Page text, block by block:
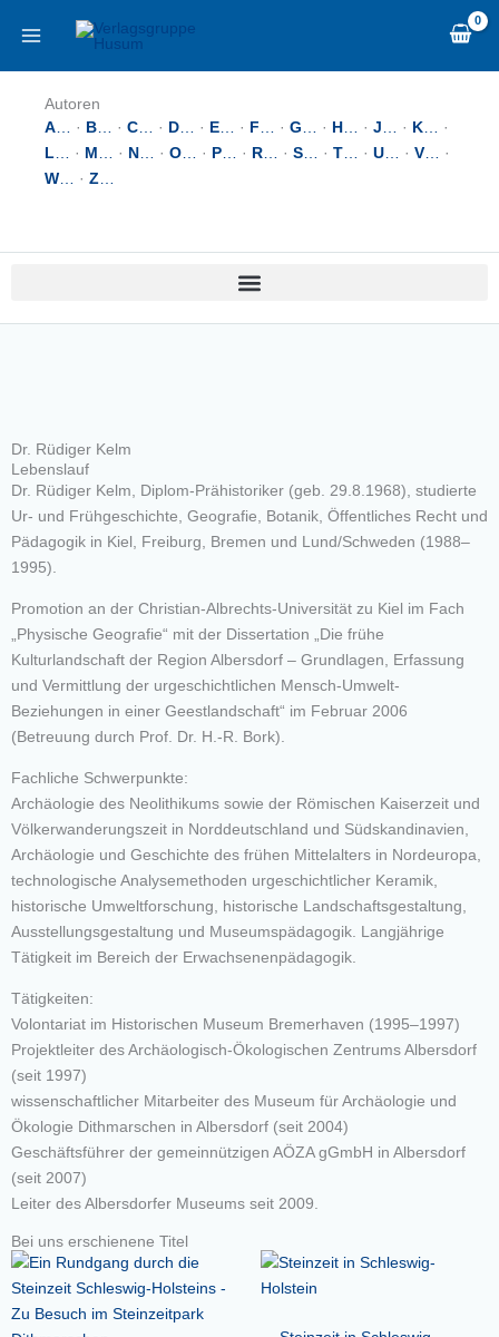
Inhalt
Autoren
A
· B · C · D · E · F · G · H · J · K
·
L
· M · N · O · P · R · S · T · U · V
·
W
· Z
Dr. Rüdiger Kelm
Lebenslauf
Dr. Rüdiger Kelm, Diplom-Prähistoriker (geb. 29.8.1968), studierte
Ur- und Frühgeschichte, Geografie, Botanik, Öffentliches Recht und
Pädagogik in Kiel, Freiburg, Bremen und Lund/Schweden (1988–
1995).
Promotion an der Christian-Albrechts-Universität zu Kiel im Fach
„Physische Geografie“ mit der Dissertation „Die frühe
Kulturlandschaft der Region Albersdorf – Grundlagen, Erfassung
und Vermittlung der urgeschichtlichen Mensch-Umwelt-
Beziehungen in einer Geestlandschaft“ im Februar 2006
(Betreuung durch Prof. Dr. H.-R. Bork).
Fachliche Schwerpunkte:
Archäologie des Neolithikums sowie der Römischen Kaiserzeit und
Völkerwanderungszeit in Norddeutschland und Südskandinavien,
Archäologie und Geschichte des frühen Mittelalters in Nordeuropa,
technologische Analysemethoden urgeschichtlicher Keramik,
historische Umweltforschung, historische Landschaftsgestaltung,
Ausstellungsgestaltung und Museumspädagogik. Langjährige
Tätigkeit im Bereich der Erwachsenenpädagogik.
Tätigkeiten:
Volontariat im Historischen Museum Bremerhaven (1995–1997)
Projektleiter des Archäologisch-Ökologischen Zentrums Albersdorf
(seit 1997)
wissenschaftlicher Mitarbeiter des Museum für Archäologie und
Ökologie Dithmarschen in Albersdorf (seit 2004)
Geschäftsführer der gemeinnützigen AÖZA gGmbH in Albersdorf
(seit 2007)
Leiter des Albersdorfer Museums seit 2009.
Bei uns erschienene Titel